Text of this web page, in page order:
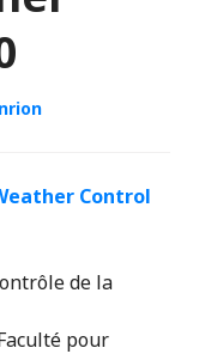
Control
de la
pour